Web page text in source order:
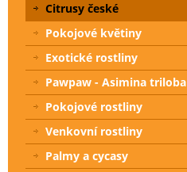
Citrusy české
Pokojové květiny
Exotické rostliny
Pawpaw - Asimina triloba
Pokojové rostliny
Venkovní rostliny
Palmy a cycasy